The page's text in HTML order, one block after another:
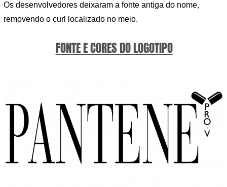
Os desenvolvedores deixaram a fonte antiga do nome,
removendo o curl localizado no meio.
FONTE E CORES DO LOGOTIPO